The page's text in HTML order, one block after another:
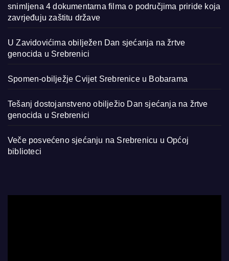
snimljena 4 dokumentarna filma o područjima priride koja
zavrjeđuju zaštitu države
U Zavidovićima obilježen Dan sjećanja na žrtve
genocida u Srebrenici
Spomen-obilježje Cvijet Srebrenice u Bobarama
Tešanj dostojanstveno obilježio Dan sjećanja na žrtve
genocida u Srebrenici
Veče posvećeno sjećanju na Srebrenicu u Općoj
biblioteci